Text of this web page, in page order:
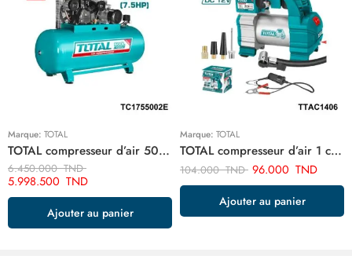
Marque: TOTAL
TOTAL compresseur d’air 500 litre 7.5hp TC1755002E
6.450.000TND
5.998.500 TND
Ajouter au panier
Marque: TOTAL
TOTAL compresseur d’air 1 cylindre TTAC1406
104.000TND 96.000 TND
Ajouter au panier